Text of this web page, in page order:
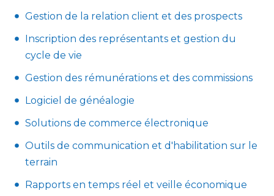
Gestion de la relation client et des prospects
Inscription des représentants et gestion du
cycle de vie
Gestion des rémunérations et des commissions
Logiciel de généalogie
Solutions de commerce électronique
Outils de communication et d'habilitation sur le
terrain
Rapports en temps réel et veille économique